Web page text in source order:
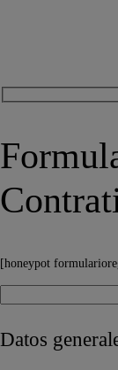
[honeypot
Datos